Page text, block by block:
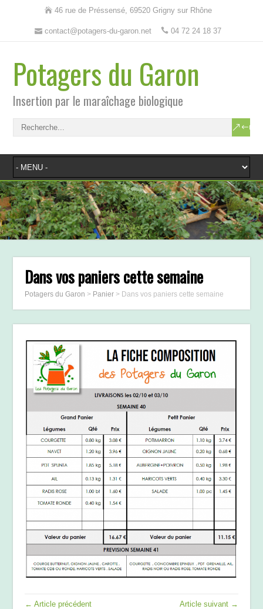
46 rue de Préssensé, 69520 Grigny sur Rhône
contact@potagers-du-garon.net 04 72 24 18 37
Potagers du Garon
Insertion par le maraîchage biologique
Dans vos paniers cette semaine
Potagers du Garon > Panier > Dans vos paniers cette semaine
← Article précédent Article suivant →